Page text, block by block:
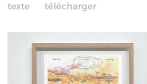
texte
télécharger